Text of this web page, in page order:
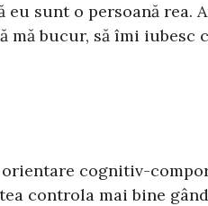
sunt o persoană rea.
mă bucur, să îmi iubesc
cognitiv-
controla mai bine